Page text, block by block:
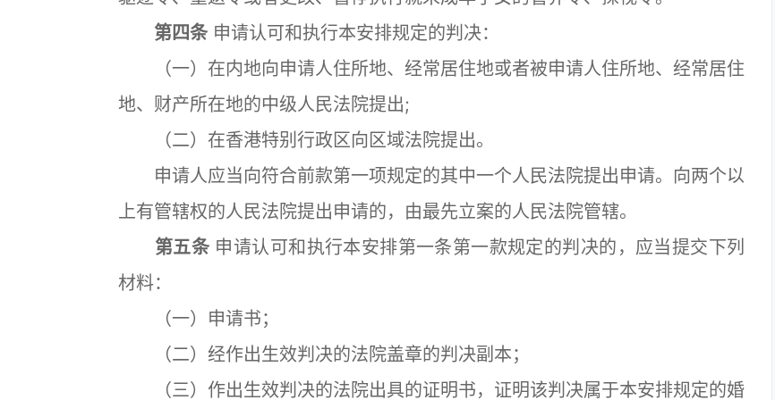
第四条 申请认可和执行本安排规定的判决：
（一）在内地向申请人住所地、经常居住地或者被申请人住所地、经常居住
地、财产所在地的中级人民法院提出;
（二）在香港特别行政区向区域法院提出。
申请人应当向符合前款第一项规定的其中一个人民法院提出申请。向两个以
上有管辖权的人民法院提出申请的，由最先立案的人民法院管辖。
第五条 申请认可和执行本安排第一条第一款规定的判决的，应当提交下列
材料：
（一）申请书；
（二）经作出生效判决的法院盖章的判决副本；
（三）作出生效判决的法院出具的证明书，证明该判决属于本安排规定的婚